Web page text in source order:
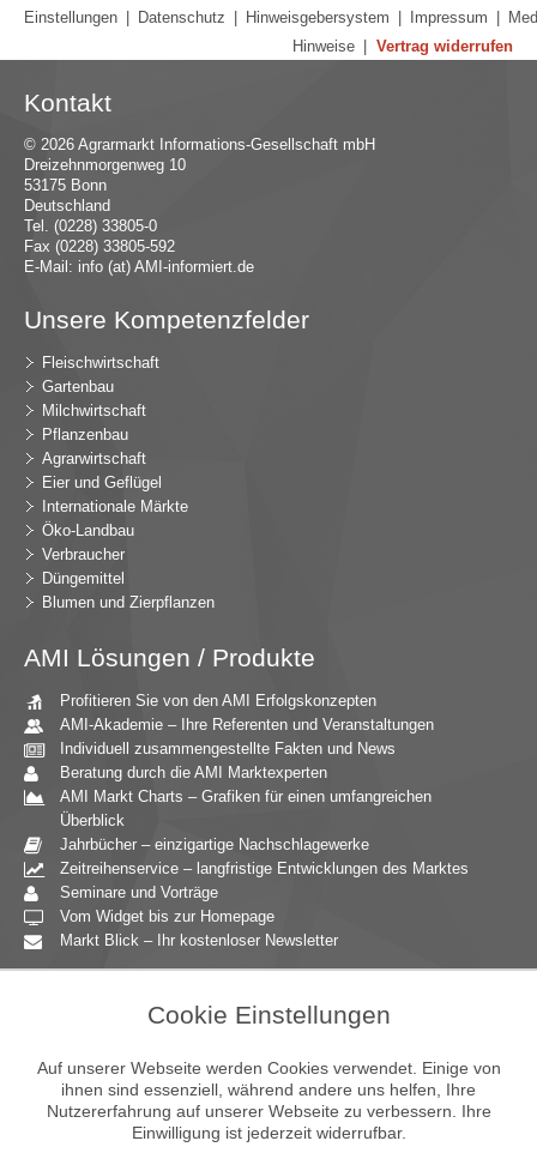
Einstellungen
Datenschutz Hinweisgebersystem Impressum
Hinweise
Vertrag widerrufen
Kontakt
© 2026 Agrarmarkt Informations-Gesellschaft mbH
Dreizehnmorgenweg 10
53175 Bonn
Deutschland
Tel. (0228) 33805-0
Fax (0228) 33805-592
E-Mail: info (at) AMI-informiert.de
Unsere Kompetenzfelder
Fleischwirtschaft
Gartenbau
Milchwirtschaft
Pflanzenbau
Agrarwirtschaft
Eier und Geflügel
Internationale Märkte
Öko-Landbau
Verbraucher
Düngemittel
Blumen und Zierpflanzen
AMI Lösungen / Produkte
Profitieren Sie von den AMI Erfolgskonzepten
AMI-Akademie – Ihre Referenten und Veranstaltungen
Individuell zusammengestellte Fakten und News
Beratung durch die AMI Marktexperten
AMI Markt Charts – Grafiken für einen umfangreichen
Überblick
Jahrbücher – einzigartige Nachschlagewerke
Zeitreihenservice – langfristige Entwicklungen des Marktes
Seminare und Vorträge
Vom Widget bis zur Homepage
Markt Blick – Ihr kostenloser Newsletter
Unternehmensberatung
Ernährungsgewerbe
Einzelhandel
Bildung & Wissenschaft
Cookie Einstellungen
Auf unserer Webseite werden Cookies verwendet. Einige von
ihnen sind essenziell, während andere uns helfen, Ihre
Nutzererfahrung auf unserer Webseite zu verbessern. Ihre
Einwilligung ist jederzeit widerrufbar.